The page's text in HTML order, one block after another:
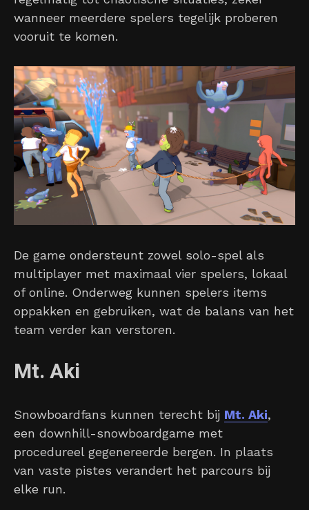
wanneer meerdere spelers tegelijk proberen
vooruit te komen.
De game ondersteunt zowel solo-spel als
multiplayer met maximaal vier spelers, lokaal
of online. Onderweg kunnen spelers items
oppakken en gebruiken, wat de balans van het
team verder kan verstoren.
Mt. Aki
Snowboardfans kunnen terecht bij Mt. Aki,
een downhill-snowboardgame met
procedureel gegenereerde bergen. In plaats
van vaste pistes verandert het parcours bij
elke run.